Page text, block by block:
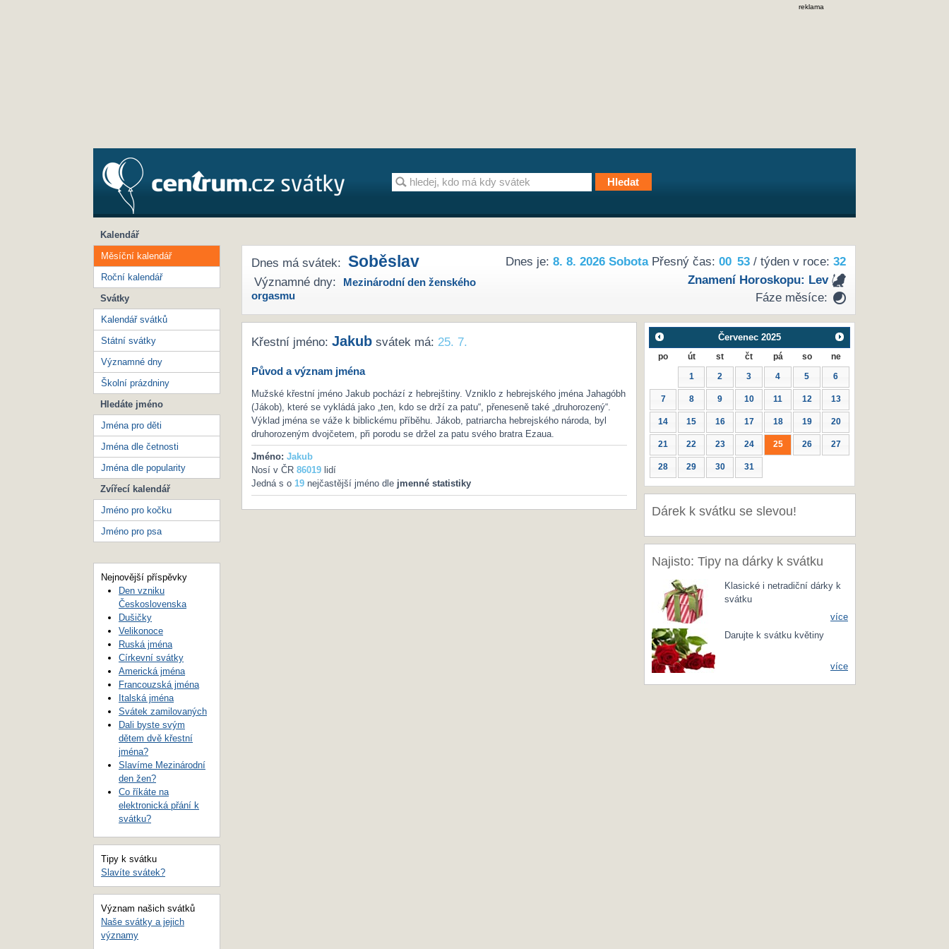
reklama
Dnes je: 8. 8. 2026 SobotaPřesný čas: 00 53/ týden v roce: 32
Znamení Horoskopu: Lev
Fáze měsíce:
Dnes má svátek: Soběslav
Významné dny:
Mezinárodní den ženského
orgasmu
Křestní jméno: Jakubsvátek má: 25. 7.
Původ a význam jména
Mužské křestní jméno Jakub pochází z hebrejštiny. Vzniklo z hebrejského jména Jahagóbh
(Jákob), které se vykládá jako „ten, kdo se drží za patu“, přeneseně také „druhorozený“.
Výklad jména se váže k biblickému příběhu. Jákob, patriarcha hebrejského národa, byl
druhorozeným dvojčetem, při porodu se držel za patu svého bratra Ezaua.
Jméno: Jakub
Nosí v ČR 86019lidí
Jedná s o 19nejčastější jméno dle jmenné statistiky
Červenec 2025
po út st čt pá so ne
1 2 3 4 5 6
7 8 9 10 11 12 13
14 15 16 17 18 19 20
21 22 23 24 25 26 27
28 29 30 31
Dárek k svátku se slevou!
Najisto: Tipy na dárky k svátku
Klasické i netradiční dárky k
svátku
více
Darujte k svátku květiny
více
Kalendář
Měsíční kalendář
Roční kalendář
Svátky
Kalendář svátků
Státní svátky
Významné dny
Školní prázdniny
Hledáte jméno
Jména pro děti
Jména dle četnosti
Jména dle popularity
Zvířecí kalendář
Jméno pro kočku
Jméno pro psa
Nejnovější příspěvky
Den vzniku
Československa
Dušičky
Velikonoce
Ruská jména
Církevní svátky
Americká jména
Francouzská jména
Italská jména
Svátek zamilovaných
Dali byste svým
dětem dvě křestní
jména?
Slavíme Mezinárodní
den žen?
Co říkáte na
elektronická přání k
svátku?
Tipy k svátku
Slavíte svátek?
Význam našich svátků
Naše svátky a jejich
významy